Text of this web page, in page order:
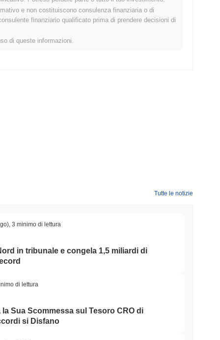
.
e non costituiscono consulenza finanziaria o di
finanziario qualificato prima di prendere decisioni di
di queste informazioni.
Tutte le notizie
3 minimo di lettura
in tribunale e congela 1,5 miliardi di
di lettura
Sua Scommessa sul Tesoro CRO di
si Disfano